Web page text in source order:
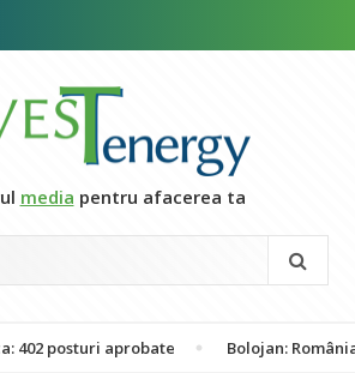
media pentru afacerea ta
aprobate Bolojan: România nu